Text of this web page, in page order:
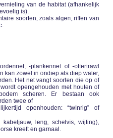
van de habitat (afhankelijk
is).
soorten, zoals algen, riffen van
-plankennet of -ottertrawl
kan zowel in ondiep als diep water,
Het net vangt soorten die op of
opengehouden met houten of
scheren. Er bestaan ook
twee of
openhouden: “twinrig” of
leng, schelvis, wijting),
kreeft en garnaal.